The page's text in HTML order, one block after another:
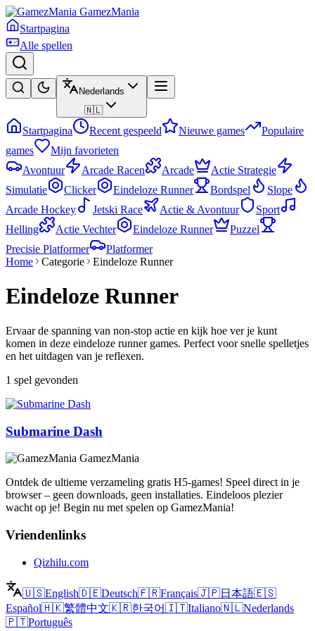
GamezMania
Startpagina
Alle spellen
Nederlands
🇳🇱
Startpagina Recent gespeeld Nieuwe games
Populaire
games
Mijn favorieten
Avontuur
Arcade Racen Arcade
Actie Strategie
Simulatie
Clicker Eindeloze Runner Bordspel
Slope
Arcade Hockey
Jetski Race Actie & Avontuur
Sport
Helling
Actie Vechter Eindeloze Runner
Puzzel
Precisie Platformer
Platformer
Home
Categorie Eindeloze Runner
Eindeloze Runner
Ervaar de spanning van non-stop actie en kijk hoe ver je kunt
komen in deze eindeloze runner games. Perfect voor snelle spelletjes
en het uitdagen van je reflexen.
1 spel gevonden
Submarine Dash
GamezMania
Ontdek de ultieme verzameling gratis H5-games! Speel direct in je
browser – geen downloads, geen installaties. Eindeloos plezier
wacht op je! Begin nu met spelen op GamezMania!
Vriendenlinks
Qizhilu.com
🇺🇸English🇩🇪Deutsch🇫🇷Français🇯🇵日本語🇪🇸
Español🇭🇰繁體中文🇰🇷한국어🇮🇹Italiano🇳🇱Nederlands
🇵🇹Português